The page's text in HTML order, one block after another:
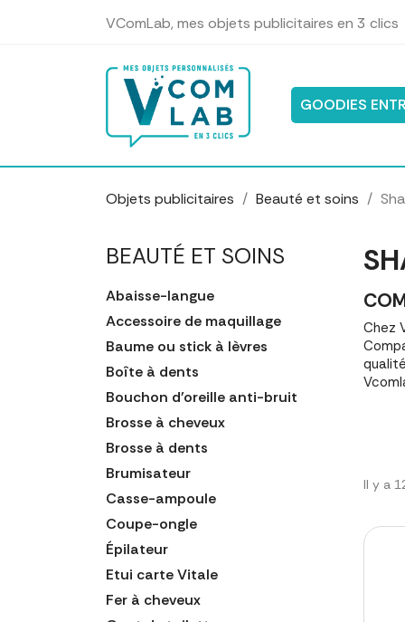
VComLab, mes objets publicitaires en 3 clics
GOODIES
Objets publicitaires Beauté et soins
BEAUTÉ ET SOINS
Abaisse-langue
Accessoire de maquillage
Baume ou stick à lèvres
Boîte à dents
Bouchon d'oreille anti-bruit
Brosse à cheveux
Brosse à dents
Brumisateur
Casse-ampoule
Coupe-ongle
Épilateur
Etui carte Vitale
Fer à cheveux
Chez
Il y a